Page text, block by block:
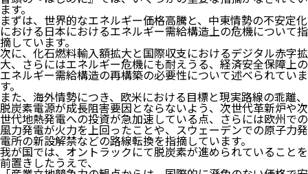
ます。
まずは、世界的なエネルギー価格高騰と、中東情勢の不安定化
における日本におけるエネルギー需給構造上の危機について指
摘しています。
次に、化石燃料輸入額拡大と国際収支におけるデジタル赤字拡
大、さらにはエネルギー危機にも耐えうる、経済安全保障上の
エネルギー需給構造の再構築の必要性について述べられていま
す。
また、海外情勢につき、欧米における目標と現実路線の乖離、
脱炭素電源が成長阻害要因とならないよう、次世代革新炉や次
世代地熱発電への投資が急加速している点、さらには欧州での
風力発電が火力を上回ったことや、スウェーデンでの原子力発
電所の新設解禁などの路線転換を指摘しています。
我が国では、オントラックにて脱炭素が進められていることを
前置きしたうえで、